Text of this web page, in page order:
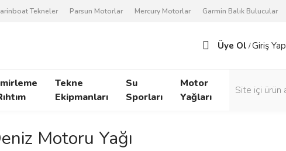
Tekneler Parsun Motorlar Mercury Motorlar Garmin Balık Bulucular
Üye Ol /Giriş Yap
Tekne
Ekipmanları
Su
Sporları
Motor
Yağları
Motoru Yağı